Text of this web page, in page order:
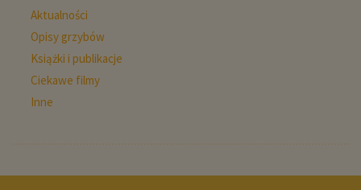
Aktualności
Opisy grzybów
Książki i publikacje
Ciekawe filmy
Inne